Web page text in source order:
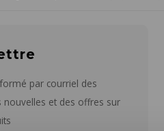
par courriel des
nouvelles et des offres sur